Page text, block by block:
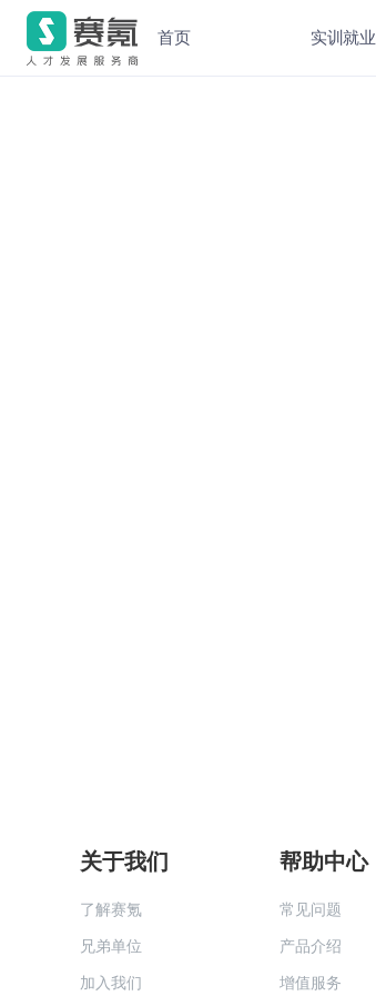
首页 实训就业
关于我们
了解赛氪
兄弟单位
加入我们
帮助中心
常见问题
产品介绍
增值服务